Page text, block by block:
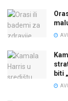
biti